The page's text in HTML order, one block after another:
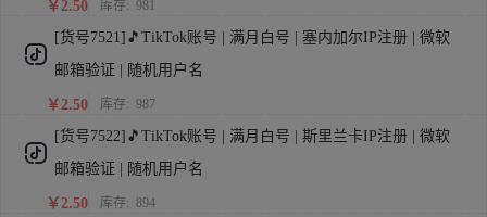
￥2.50 库存: 981
[货号7521]🎵TikTok账号 | 满月白号 | 塞内加尔IP注册 | 微软
邮箱验证 | 随机用户名
￥2.50 库存: 987
[货号7522]🎵TikTok账号 | 满月白号 | 斯里兰卡IP注册 | 微软
邮箱验证 | 随机用户名
￥2.50 库存: 894